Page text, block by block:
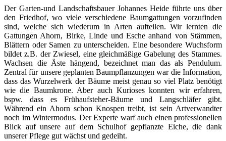
Der Garten-und Landschaftsbauer Johannes Heide führte uns über
den Friedhof, wo viele verschiedene Baumgattungen vorzufinden
sind, welche sich wiederum in Arten aufteilen. Wir lernten die
Gattungen Ahorn, Birke, Linde und Esche anhand von Stämmen,
Blättern oder Samen zu unterscheiden. Eine besondere Wuchsform
bildet z.B. der Zwiesel, eine gleichmäßige Gabelung des Stammes.
Wachsen die Äste hängend, bezeichnet man das als Pendulum.
Zentral für unsere geplanten Baumpflanzungen war die Information,
dass das Wurzelwerk der Bäume meist genau so viel Platz benötigt
wie die Baumkrone. Aber auch Kurioses konnten wir erfahren,
bspw. dass es Frühaufsteher-Bäume und Langschläfer gibt.
Während ein Ahorn schon Knospen treibt, ist sein Artverwandter
noch im Wintermodus. Der Experte warf auch einen professionellen
Blick auf unsere auf dem Schulhof gepflanzte Eiche, die dank
unserer Pflege gut wächst und gedeiht.